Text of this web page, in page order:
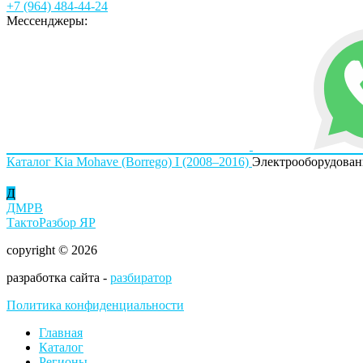
+7 (964) 484-44-24
Мессенджеры:
Каталог Kia Mohave (Borrego) I (2008–2016)
Д
ДМРВ
ТактоРазбор ЯР
copyright © 2026
разработка сайта - разбиратор
Политика конфиденциальности
Главная
Каталог